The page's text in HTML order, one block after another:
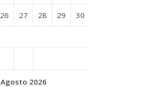
Agosto 2026
26 27 28 29 30